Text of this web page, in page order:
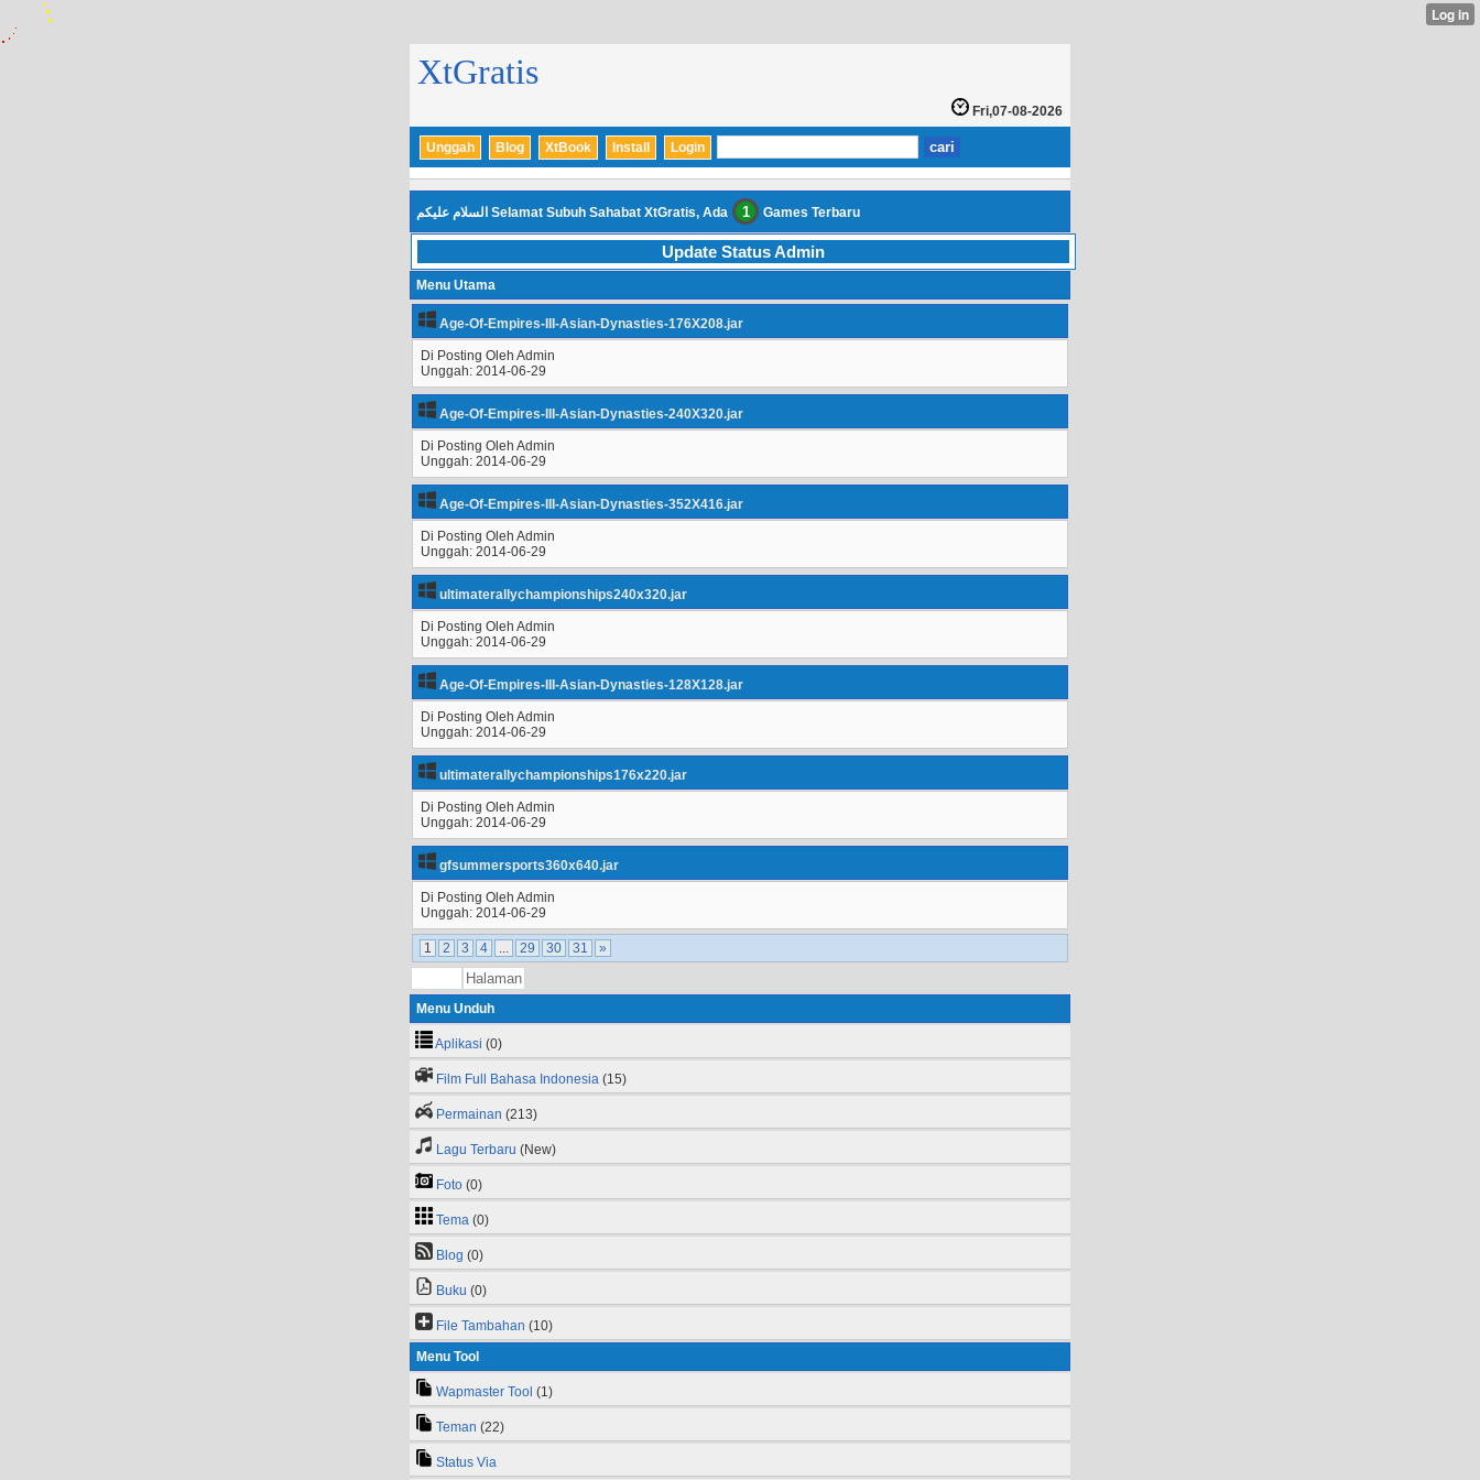
XtGratis
Fri,07-08-2026
Unggah Blog XtBook Install Login
Selamat Subuh Sahabat XtGratis, Ada 1 Games Terbaru
Update Status Admin
Menu Utama
Age-Of-Empires-III-Asian-Dynasties-176X208.jar
Di Posting Oleh Admin
Unggah: 2014-06-29
Age-Of-Empires-III-Asian-Dynasties-240X320.jar
Di Posting Oleh Admin
Unggah: 2014-06-29
Age-Of-Empires-III-Asian-Dynasties-352X416.jar
Di Posting Oleh Admin
Unggah: 2014-06-29
ultimaterallychampionships240x320.jar
Di Posting Oleh Admin
Unggah: 2014-06-29
Age-Of-Empires-III-Asian-Dynasties-128X128.jar
Di Posting Oleh Admin
Unggah: 2014-06-29
ultimaterallychampionships176x220.jar
Di Posting Oleh Admin
Unggah: 2014-06-29
gfsummersports360x640.jar
Di Posting Oleh Admin
Unggah: 2014-06-29
1 2 3 4 ... 29 30 31 »
Menu Unduh
Aplikasi (0)
Film Full Bahasa Indonesia (15)
Permainan (213)
Lagu Terbaru (New)
Foto (0)
Tema (0)
Blog (0)
Buku (0)
File Tambahan (10)
Menu Tool
Wapmaster Tool (1)
Teman (22)
Status Via